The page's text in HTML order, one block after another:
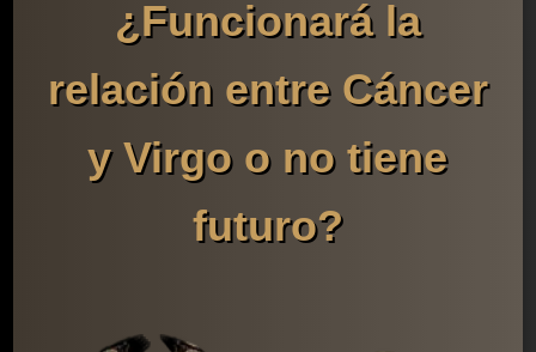
¿Funcionará la
relación entre Cáncer
y Virgo o no tiene
futuro?